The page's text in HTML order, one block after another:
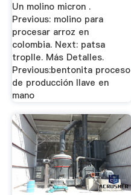
Un molino micron .
Previous: molino para
procesar arroz en
colombia. Next: patsa
troplle. Más Detalles.
Previous:bentonita proceso
de producción llave en
mano